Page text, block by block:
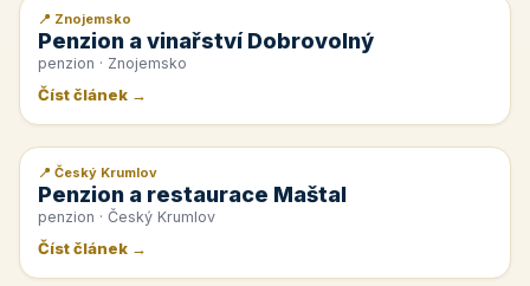
📰 PR článek
📍 Znojemsko
Penzion a vinařství Dobrovolný
penzion · Znojemsko
Číst článek →
📰 PR článek
📍 Český Krumlov
Penzion a restaurace Maštal
penzion · Český Krumlov
Číst článek →